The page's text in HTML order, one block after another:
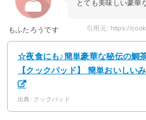
もふたろうです
とても美味しい豪華
引用元: https://
☆夜食にも♪簡単豪華な秘伝の鯛
【クックパッド】 簡単おいしい
出典: クックパッド